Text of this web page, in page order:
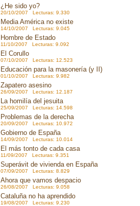
¿He sido yo?
20/10/2007 Lecturas: 9.330
Media América no existe
14/10/2007 Lecturas: 9.045
Hombre de Estado
11/10/2007 Lecturas: 9.092
El Corullo
07/10/2007 Lecturas: 12.523
Educación para la masonería (y II)
01/10/2007 Lecturas: 9.982
Zapatero asesino
26/09/2007 Lecturas: 12.187
La homilía del jesuita
25/09/2007 Lecturas: 14.598
Problemas de la derecha
20/09/2007 Lecturas: 10.972
Gobierno de España
14/09/2007 Lecturas: 10.014
El más tonto de cada casa
11/09/2007 Lecturas: 9.351
Superávit de vivienda en España
07/09/2007 Lecturas: 8.829
Ahora que vamos despacio
26/08/2007 Lecturas: 9.058
Cataluña no ha aprendido
19/08/2007 Lecturas: 9.230